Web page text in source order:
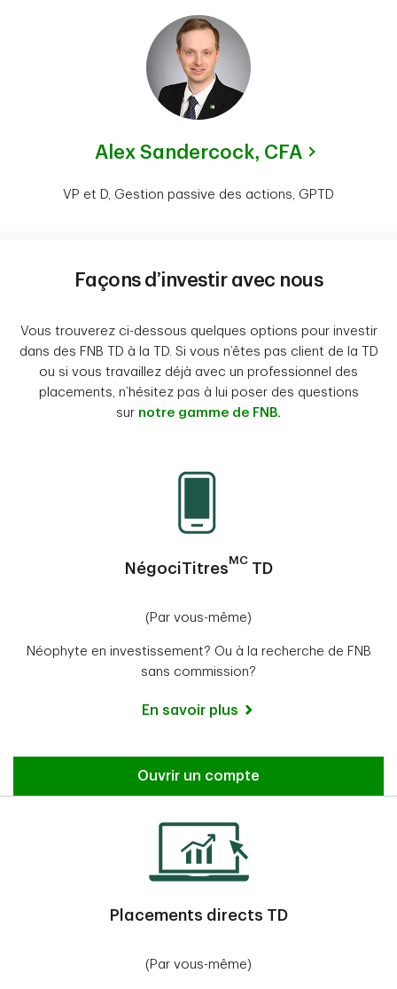
Alex Sandercock, CFA
VP et D, Gestion passive des actions, GPTD
Façons d’investir avec nous
Vous trouverez ci-dessous quelques options pour investir
dans des FNB TD à la TD. Si vous n’êtes pas client de la TD
ou si vous travaillez déjà avec un professionnel des
placements, n’hésitez pas à lui poser des questions
sur notre gamme de FNB.
NégociTitres MC TD
(Par vous-même)
Néophyte en investissement? Ou à la recherche de FNB
sans commission?
En savoir plus
Ouvrir un compte
Placements directs TD
(Par vous-même)